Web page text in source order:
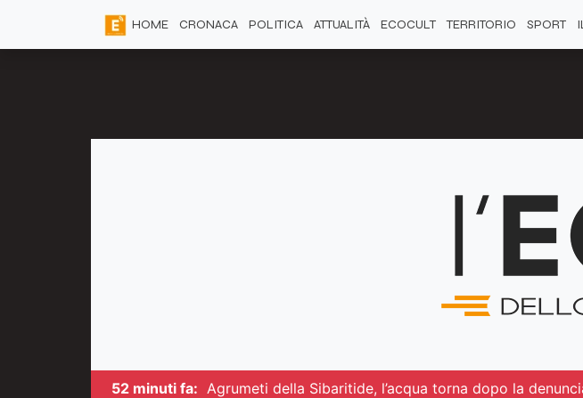
HOME CRONACA POLITICA ATTUALITÀ ECOCULT TERRITORIO SPORT
52 minuti fa: Agrumeti della Sibaritide, l’acqua torna dopo la